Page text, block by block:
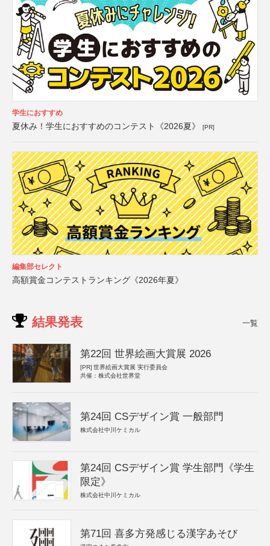
学生におすすめ
夏休み！学生におすすめのコンテスト《2026夏》 [PR]
編集部セレクト
高額賞金コンテストランキング《2026年夏》
結果発表 一覧
第22回 世界絵画大賞展 2026
[PR] 世界絵画大賞展 実行委員会
共催：株式会社世界堂
第24回 CSデザイン賞 一般部門
株式会社中川ケミカル
第24回 CSデザイン賞 学生部門《学生
限定》
株式会社中川ケミカル
第71回 喜多方発感じる漢字あそび